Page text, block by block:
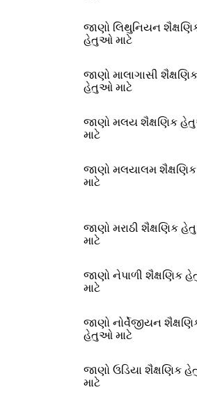
જાણો લિથુનિયન
હેતુઓ માટે
જાણો માલાગાસી શૈક્ષણિક
હેતુઓ માટે
જાણો મલય શૈક્ષણિક
માટે
જાણો મલયાલમ
માટે
જાણો મરાઠી શૈક્ષણિક
માટે
જાણો નેપાળી શૈક્ષણિક
માટે
જાણો નોર્વેજીયન
હેતુઓ માટે
જાણો ઉડિયા શૈક્ષણિક
માટે